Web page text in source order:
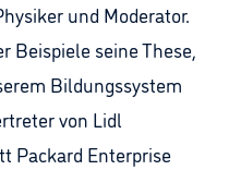
und Moderator.
Beispiele seine These,
Bildungssystem
von Lidl
Packard Enterprise